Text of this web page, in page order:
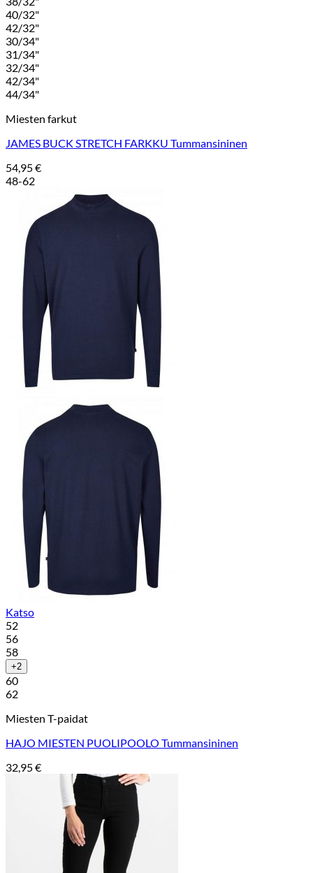
40/32"
42/32"
30/34"
31/34"
32/34"
42/34"
44/34"
Miesten farkut
JAMES BUCK STRETCH FARKKU Tummansininen
54,95€
48-62
Katso
52
56
58
+2
60
62
Miesten T-paidat
HAJO MIESTEN PUOLIPOOLO Tummansininen
32,95€